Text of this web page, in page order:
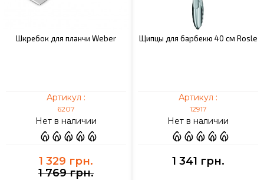
Шкребок для планчи Weber
Артикул :
6207
Нет в наличии
1 329 грн.
1 769 грн.
Щипцы для барбекю 40 см Rosle
Артикул :
12917
Нет в наличии
1 341 грн.